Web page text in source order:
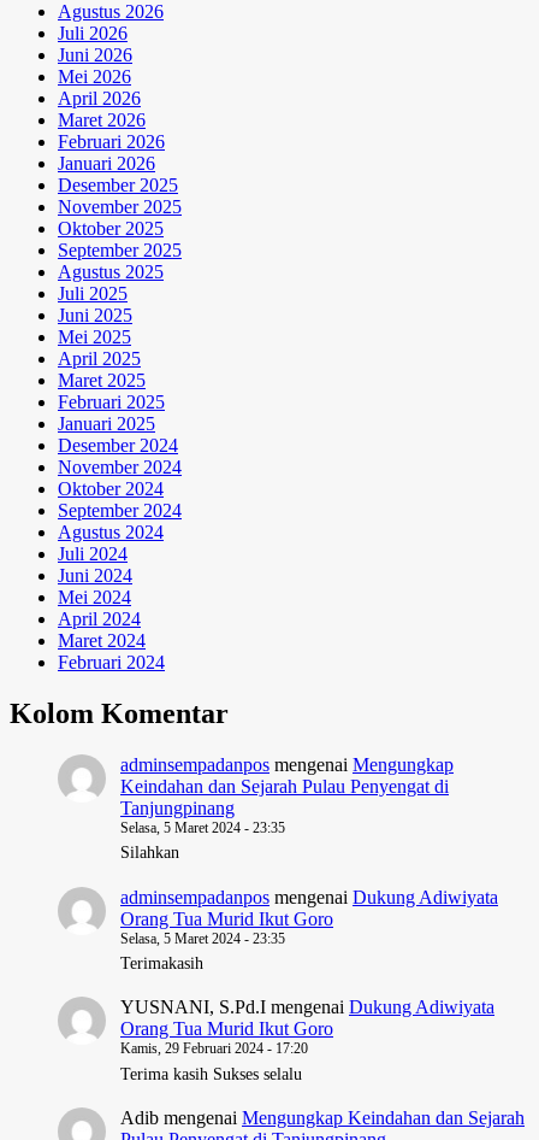
Agustus 2026
Juli 2026
Juni 2026
Mei 2026
April 2026
Maret 2026
Februari 2026
Januari 2026
Desember 2025
November 2025
Oktober 2025
September 2025
Agustus 2025
Juli 2025
Juni 2025
Mei 2025
April 2025
Maret 2025
Februari 2025
Januari 2025
Desember 2024
November 2024
Oktober 2024
September 2024
Agustus 2024
Juli 2024
Juni 2024
Mei 2024
April 2024
Maret 2024
Februari 2024
Kolom Komentar
adminsempadanpos mengenai Mengungkap
Keindahan dan Sejarah Pulau Penyengat di
Tanjungpinang
Selasa, 5 Maret 2024 - 23:35
Silahkan
adminsempadanpos mengenai Dukung Adiwiyata
Orang Tua Murid Ikut Goro
Selasa, 5 Maret 2024 - 23:35
Terimakasih
YUSNANI, S.Pd.I mengenai Dukung Adiwiyata
Orang Tua Murid Ikut Goro
Kamis, 29 Februari 2024 - 17:20
Terima kasih Sukses selalu
Adib mengenai Mengungkap Keindahan dan Sejarah